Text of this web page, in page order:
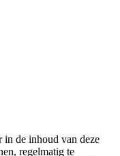
in de inhoud van deze
regelmatig te